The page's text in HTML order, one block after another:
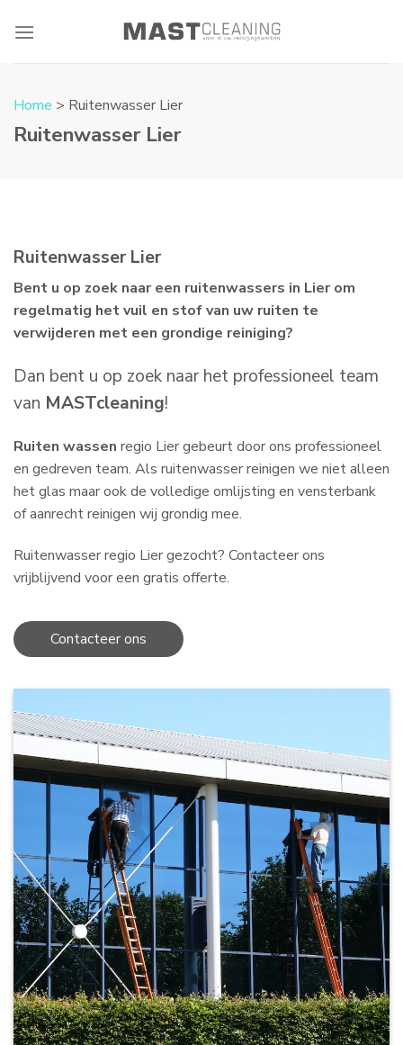
Home > Ruitenwasser Lier
Ruitenwasser Lier
Ruitenwasser Lier
Bent u op zoek naar een ruitenwassers in Lier om
regelmatig het vuil en stof van uw ruiten te
verwijderen met een grondige reiniging?
Dan bent u op zoek naar het professioneel team
van MASTcleaning!
Ruiten wassen regio Lier gebeurt door ons professioneel
en gedreven team. Als ruitenwasser reinigen we niet alleen
het glas maar ook de volledige omlijsting en vensterbank
of aanrecht reinigen wij grondig mee.
Ruitenwasser regio Lier gezocht? Contacteer ons
vrijblijvend voor een gratis offerte.
Contacteer ons